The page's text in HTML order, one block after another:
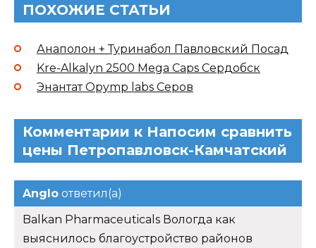
ПОХОЖИЕ СТАТЬИ
Анаполон + Туринабол Павловский Посад
Kre-Alkalyn 2500 Mega Caps Сердобск
Энантат Opymp labs Серов
Комментарии к Напосим сравнить
цены Петропавловск-Камчатский
Anglo ответил(а)
Balkan Pharmaceuticals Вологда как
выяснилось благоустройство районов